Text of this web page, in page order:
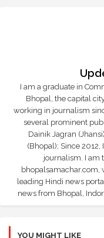
I am a graduate in
Bhopal, the capital
working in journalism
several prominent
Dainik Jagran
(Bhopal); Since
journalism. I am
bhopalsamachar.com,
leading Hindi news
news from Bhopal,
YOU MIGHT LIKE